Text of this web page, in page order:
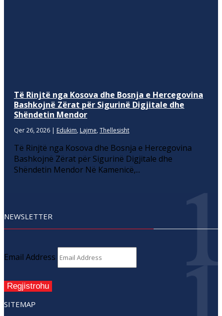
Të Rinjtë nga Kosova dhe Bosnja e Hercegovina
Bashkojnë Zërat për Sigurinë Digjitale dhe
Shëndetin Mendor
Qer 26, 2026 | Edukim, Lajme, Thellesisht
Të Rinjtë nga Kosova dhe Bosnja e Hercegovina
Bashkojnë Zërat për Sigurinë Digjitale dhe
Shëndetin Mendor Në Kamenicë,...
NEWSLETTER
Email Address
Regjistrohu
SITEMAP